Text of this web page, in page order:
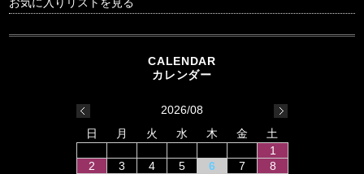
2026/08
日
月 火 水 木 金
土
1
2
3 4 5 6 7
8